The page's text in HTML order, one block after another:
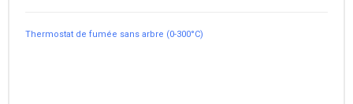
Thermostat de fumée sans arbre (0-300°C)